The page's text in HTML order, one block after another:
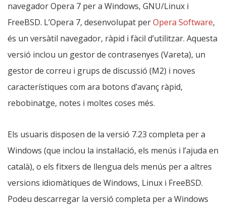
navegador Opera 7 per a Windows, GNU/Linux i
FreeBSD. L’Opera 7, desenvolupat perOpera Software,
és un versàtil navegador, ràpid i fàcil d’utilitzar. Aquesta
versió inclou un gestor de contrasenyes (Vareta), un
gestor de correu i grups de discussió (M2) i noves
característiques com ara botons d’avanç ràpid,
rebobinatge, notes i moltes coses més.
Els usuaris disposen de la versió 7.23 completa per a
Windows (que inclou la instal·lació, els menús i l’ajuda en
català), o els fitxers de llengua dels menús per a altres
versions idiomàtiques de Windows, Linux i FreeBSD.
Podeu descarregar la versió completa per a Windows